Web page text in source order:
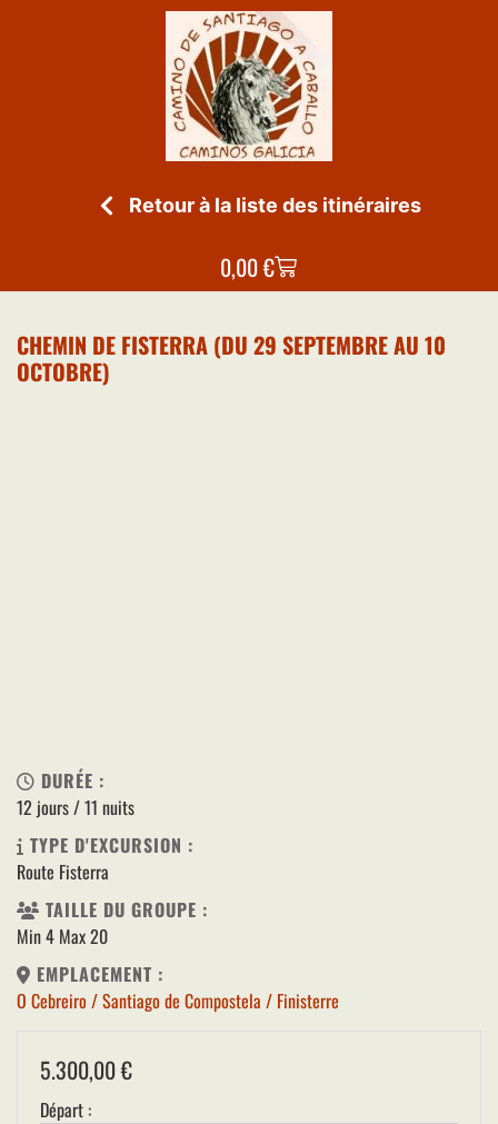
Retour à la liste des itinéraires
0,00€
CHEMIN DE FISTERRA (DU 29 SEPTEMBRE AU 10
OCTOBRE)
DURÉE :
12 jours / 11 nuits
TYPE D'EXCURSION :
Route Fisterra
TAILLE DU GROUPE :
Min 4 Max 20
EMPLACEMENT :
O Cebreiro / Santiago de Compostela / Finisterre
5.300,00€
Départ :